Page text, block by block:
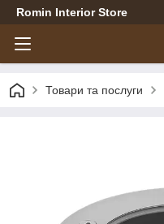
Romin Interior Store
Товари та послуги